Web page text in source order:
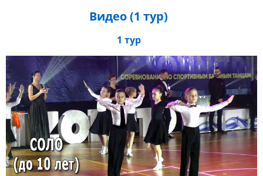
Видео (1 тур)
1 тур